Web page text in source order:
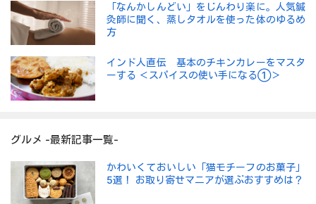
「なんかしんどい」をじんわり楽に。人気鍼
灸師に聞く、蒸しタオルを使った体のゆるめ
方
インド人直伝 基本のチキンカレーをマスタ
ーする ＜スパイスの使い手になる①＞
グルメ -最新記事一覧-
かわいくておいしい「猫モチーフのお菓子」
5選！ お取り寄せマニアが選ぶおすすめは？